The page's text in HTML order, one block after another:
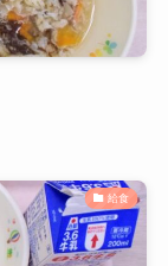
給食